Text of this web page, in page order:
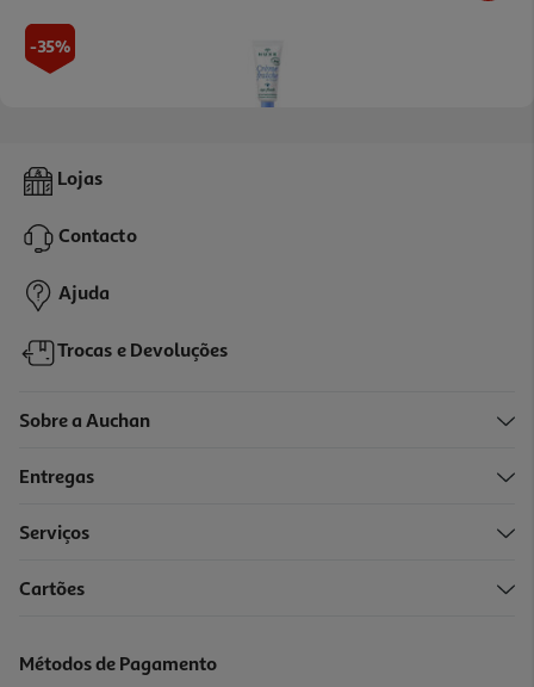
-35%
Creme Olhos Nuxe Creme Fraiche 15ml
Price reduced from
20,90 €to
13,55 €
Lojas
Contacto
Ajuda
Trocas e Devoluções
Sobre a Auchan
Entregas
Serviços
Cartões
Métodos de Pagamento